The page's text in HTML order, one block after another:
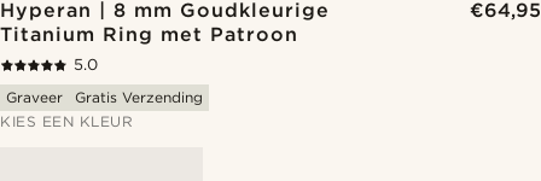
Hyperan | 8 mm Goudkleurige
Titanium Ring met Patroon
€64,95
5.0
Graveer
Gratis Verzending
KIES EEN KLEUR